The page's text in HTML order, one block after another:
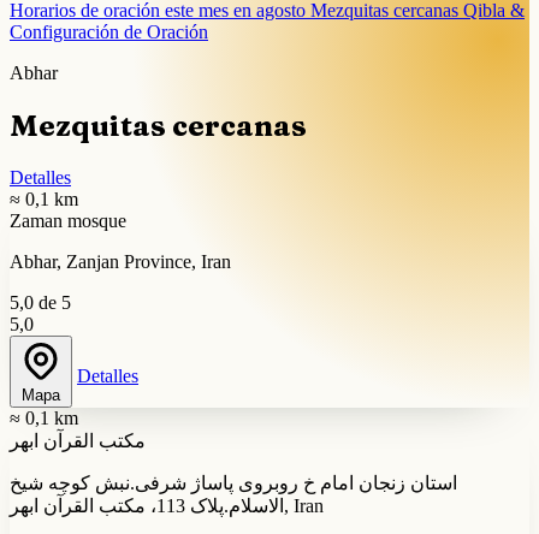
Horarios de oración este mes en agosto Mezquitas cercanas Qibla &
Configuración de Oración
Abhar
Mezquitas cercanas
Detalles
≈ 0,1 km
Zaman mosque
Abhar, Zanjan Province, Iran
5,0 de 5
5,0
Mapa
Detalles
≈ 0,1 km
مکتب القرآن ابهر
استان زنجان امام خ روبروی پاساژ شرفی.نبش کوچه شیخ
الاسلام.پلاک 113، مکتب القرآن ابهر, Iran